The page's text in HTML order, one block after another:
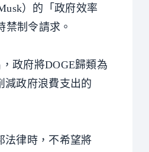
）的「政府效率
制令請求。
政府將DOGE歸類為
減政府浪費支出的
法律時，不希望將